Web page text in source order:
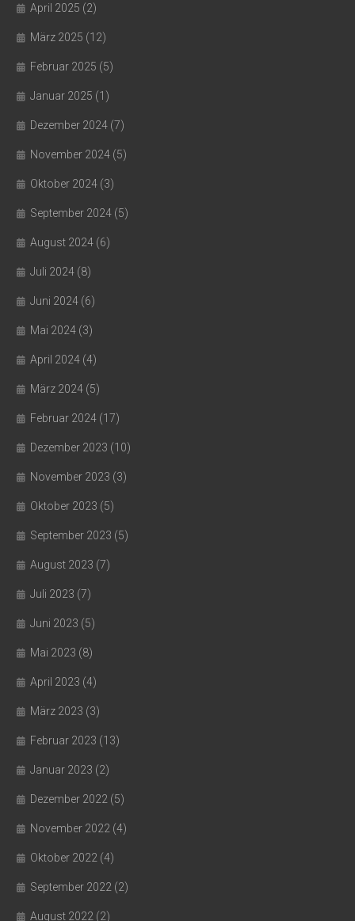
April 2025 (2)
März 2025 (12)
Februar 2025 (5)
Januar 2025 (1)
Dezember 2024 (7)
November 2024 (5)
Oktober 2024 (3)
September 2024 (5)
August 2024 (6)
Juli 2024 (8)
Juni 2024 (6)
Mai 2024 (3)
April 2024 (4)
März 2024 (5)
Februar 2024 (17)
Dezember 2023 (10)
November 2023 (3)
Oktober 2023 (5)
September 2023 (5)
August 2023 (7)
Juli 2023 (7)
Juni 2023 (5)
Mai 2023 (8)
April 2023 (4)
März 2023 (3)
Februar 2023 (13)
Januar 2023 (2)
Dezember 2022 (5)
November 2022 (4)
Oktober 2022 (4)
September 2022 (2)
August 2022 (2)